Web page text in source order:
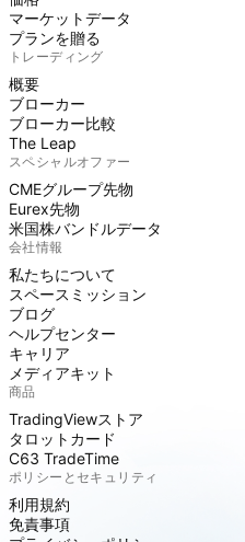
マーケットデータ
プランを贈る
トレーディング
概要
ブローカー
ブローカー比較
The Leap
スペシャルオファー
CMEグループ先物
Eurex先物
米国株バンドルデータ
会社情報
私たちについて
スペースミッション
ブログ
ヘルプセンター
キャリア
メディアキット
商品
TradingViewストア
タロットカード
C63 TradeTime
ポリシーとセキュリティ
利用規約
免責事項